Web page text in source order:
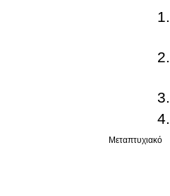
Μεταπτυχιακό